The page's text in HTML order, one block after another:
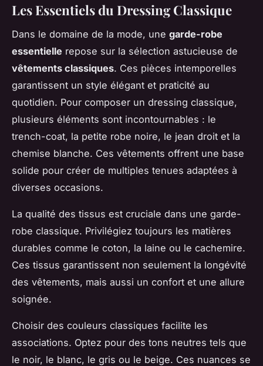
Les Essentiels du Dressing Classique
Dans le domaine de la mode, une garde-robe
essentielle repose sur la sélection astucieuse de
vêtements classiques. Ces pièces intemporelles
garantissent un style élégant et praticité au
quotidien. Pour composer un dressing classique,
plusieurs éléments sont incontournables : le
trench-coat, la petite robe noire, le jean droit et la
chemise blanche. Ces vêtements offrent une base
solide pour créer de multiples tenues adaptées à
diverses occasions.
La qualité des tissus est cruciale dans une garde-
robe classique. Privilégiez toujours les matières
durables comme le coton, la laine ou le cachemire.
Ces tissus garantissent non seulement la longévité
des vêtements, mais aussi un confort et une allure
soignée.
Choisir des couleurs classiques facilite les
associations. Optez pour des tons neutres tels que
le noir, le blanc, le gris ou le beige. Ces nuances se